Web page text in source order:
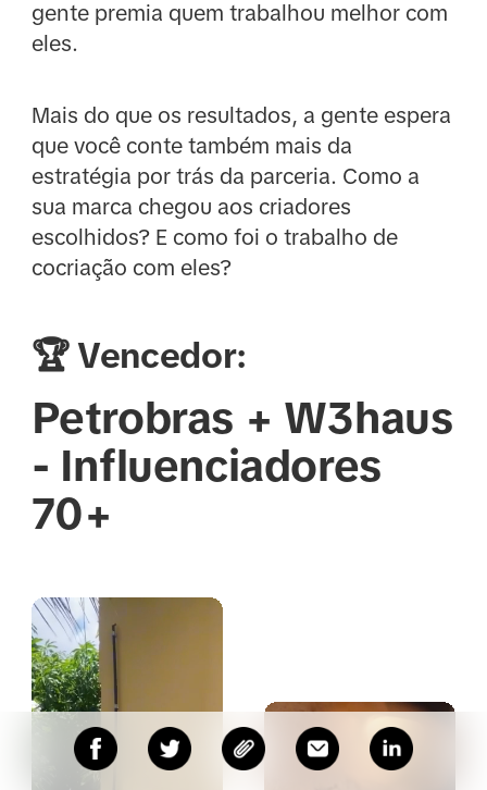
gente premia quem trabalhou melhor com
eles.
Mais do que os resultados, a gente espera
que você conte também mais da
estratégia por trás da parceria. Como a
sua marca chegou aos criadores
escolhidos? E como foi o trabalho de
cocriação com eles?
🏆 Vencedor:
Petrobras + W3haus
- Influenciadores
70+